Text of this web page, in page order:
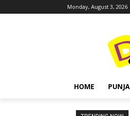
Monday, August 3, 2026
HOME